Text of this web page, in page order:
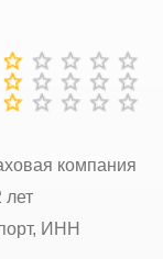
компания
лет
ИНН